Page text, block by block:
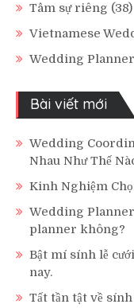
Tâm sự riêng (38)
Vietnamese
Wedding Planner
Bài viết mới
Wedding
Nhau Như Thế
Kinh Nghiệm
Wedding
planner không?
Bật mí sính lễ
nay.
Tất tần tật về